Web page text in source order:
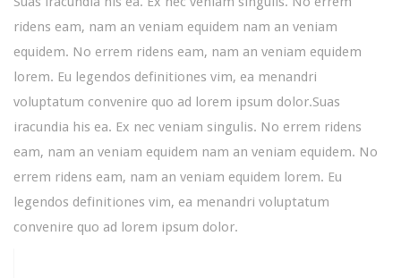
ridens eam, nam an veniam equidem nam an veniam
equidem. No errem ridens eam, nam an veniam equidem
lorem. Eu legendos definitiones vim, ea menandri
voluptatum convenire quo ad lorem ipsum dolor.Suas
iracundia his ea. Ex nec veniam singulis. No errem ridens
eam, nam an veniam equidem nam an veniam equidem. No
errem ridens eam, nam an veniam equidem lorem. Eu
legendos definitiones vim, ea menandri voluptatum
convenire quo ad lorem ipsum dolor.